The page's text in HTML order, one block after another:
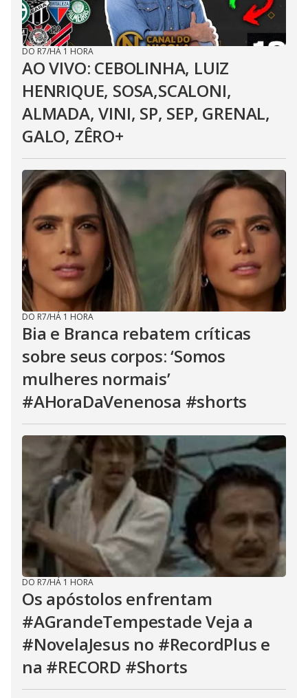
DO R7/HÁ 1 HORA
AO VIVO: CEBOLINHA, LUIZ
HENRIQUE, SOSA,SCALONI,
ALMADA, VINI, SP, SEP, GRENAL,
GALO, ZÊRO+
DO R7/HÁ 1 HORA
Bia e Branca rebatem críticas
sobre seus corpos: ‘Somos
mulheres normais’
#AHoraDaVenenosa #shorts
DO R7/HÁ 1 HORA
Os apóstolos enfrentam
#AGrandeTempestade Veja a
#NovelaJesus no #RecordPlus e
na #RECORD #Shorts